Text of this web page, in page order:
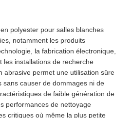
polyester pour salles blanches
notamment les produits
la fabrication électronique,
les installations de recherche
abrasive permet une utilisation sûre
sans causer de dommages ni de
de faible génération de
performances de nettoyage
critiques où même la plus petite